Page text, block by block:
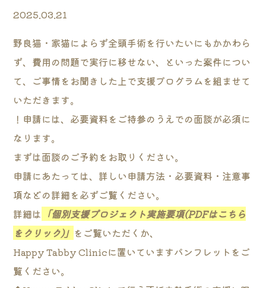
2025.03.21
野良猫・家猫によらず全頭手術を行いたいにもかかわら
ず、費用の問題で実行に移せない、といった案件につい
て、ご事情をお聞きした上で支援プログラムを組ませて
いただきます。
！申請には、必要資料をご持参のうえでの面談が必須に
なります。
まずは面談のご予約をお取りください。
申請にあたっては、詳しい申請方法・必要資料・注意事
項などの詳細を必ずご覧ください。
詳細は 「個別支援プロジェクト実施要項(PDFはこちら
をクリック)」 をご覧いただくか、
Happy Tabby Clinicに置いていますパンフレットをご
覧ください。